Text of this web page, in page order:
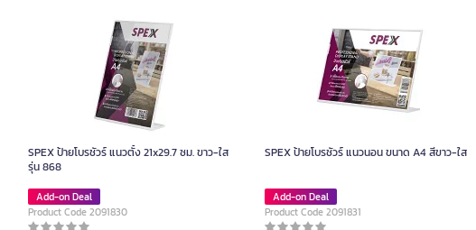
SPEX ป้ายโบรชัวร์ แนวตั้ง 21x29.7 ซม. ขาว-ใส
รุ่น 868
Add-on Deal
Product Code 2091830
SPEX ป้ายโบรชัวร์ แนวนอน ขนาด A4 สีขาว-ใส
Add-on Deal
Product Code 2091831